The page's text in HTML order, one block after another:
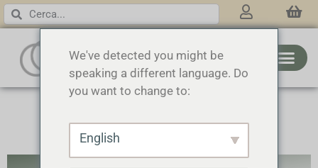
3 RINGS
We've detected you might be
speaking a different language. Do
you want to change to:
English